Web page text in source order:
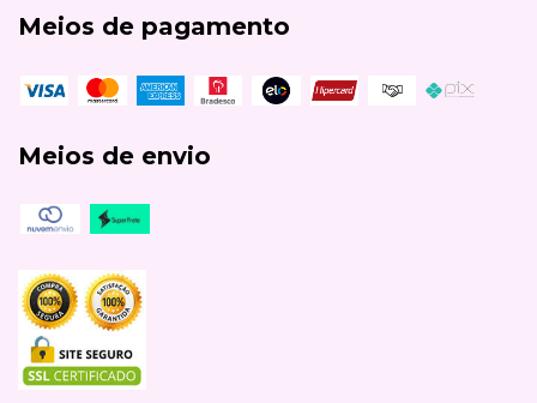
Meios de pagamento
Meios de envio